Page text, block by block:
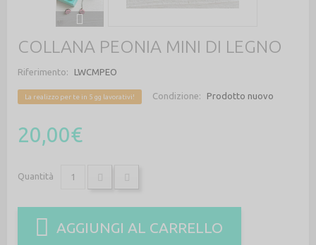
COLLANA PEONIA MINI DI LEGNO
Riferimento: LWCMPEO
La realizzo per te in 5 gg lavorativi! Condizione: Prodotto nuovo
20,00€
Quantità
AGGIUNGI AL CARRELLO